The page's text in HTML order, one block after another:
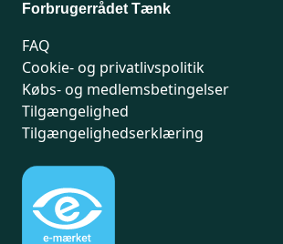
Forbrugerrådet Tænk
FAQ
Cookie- og privatlivspolitik
Købs- og medlemsbetingelser
Tilgængelighed
Tilgængelighedserklæring